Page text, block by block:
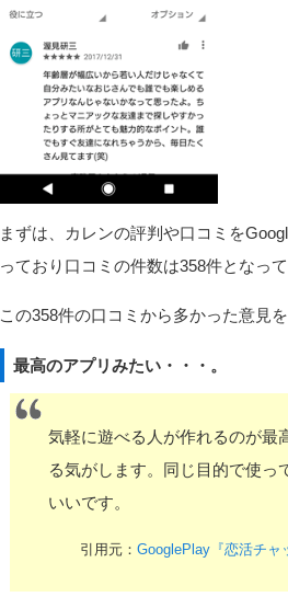
まずは、カレンの評判や口コミを
っており口コミの件数は358件となって
この358件の口コミから多かった意見
最高のアプリみたい・・・。
気軽に遊べる人が作れるのが最
る気がします。同じ目的で使っ
いいです。
引用元： GooglePlay『恋活チャ